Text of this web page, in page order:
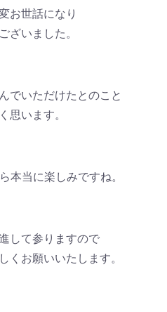
お世話になり
ざいました。
でいただけたとのこと
思います。
本当に楽しみですね。
して参りますので
くお願いいたします。